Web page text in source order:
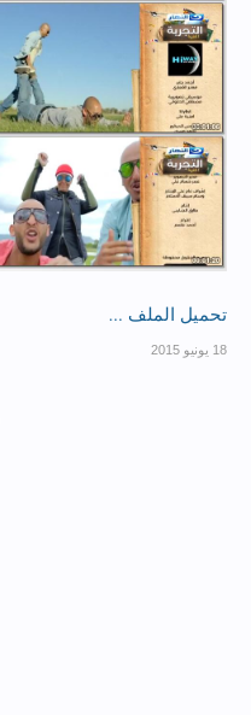
تحميل الملف ...